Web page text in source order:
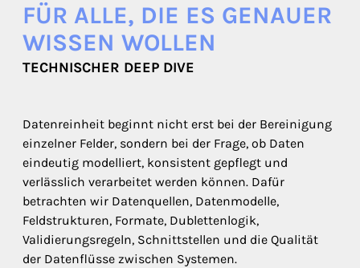
FÜR ALLE, DIE ES GENAUER
WISSEN WOLLEN
TECHNISCHER DEEP DIVE
Datenreinheit beginnt nicht erst bei der Bereinigung
einzelner Felder, sondern bei der Frage, ob Daten
eindeutig modelliert, konsistent gepflegt und
verlässlich verarbeitet werden können. Dafür
betrachten wir Datenquellen, Datenmodelle,
Feldstrukturen, Formate, Dublettenlogik,
Validierungsregeln, Schnittstellen und die Qualität
der Datenflüsse zwischen Systemen.